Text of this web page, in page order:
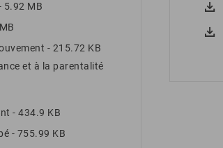
5.92 MB
- 215.72 KB
et à la parentalité
- 434.9 KB
- 755.99 KB